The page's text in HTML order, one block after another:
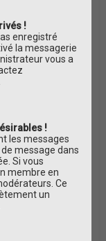
!
enregistré
la messagerie
vous a
!
les messages
message dans
Si vous
membre en
Ce
un